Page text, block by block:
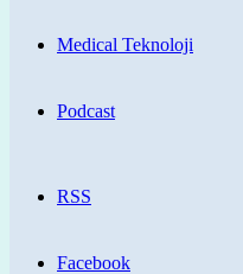
Medical Teknoloji
Podcast
RSS
Facebook